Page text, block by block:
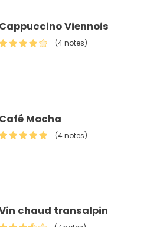
Cappuccino Viennois
(4 notes)
Café Mocha
(4 notes)
chaud transalpin